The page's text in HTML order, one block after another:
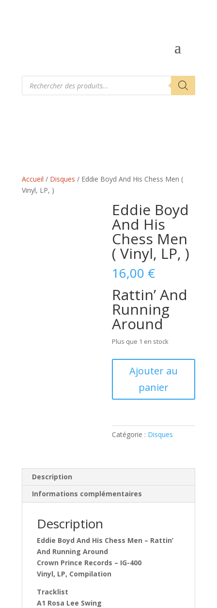
Recherche
produits
Accueil / Disques / Eddie Boyd And His Chess Men (
Vinyl, LP, )
Eddie Boyd
And His
Chess Men
( Vinyl, LP, )
16,00 €
Rattin’ And
Running
Around
Plus que 1 en stock
Boyd
Chess
)
Ajouter au
panier
Catégorie : Disques
Description
Informations complémentaires
Description
Eddie Boyd And His Chess Men ‎– Rattin’
And Running Around
Crown Prince Records ‎– IG-400
Vinyl, LP, Compilation
Tracklist
A1 Rosa Lee Swing